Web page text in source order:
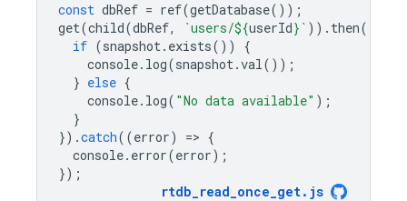
const dbRef = ref(getDatabase());
get(child(dbRef, `users/${userId} ` )). then((
if (snapshot. exists())
{
console. log(snapshot.val());
} else {
console. log( "No data available" );
}
}).catch((error) => {
console. error(error);
});
rtdb_read_once_get. js